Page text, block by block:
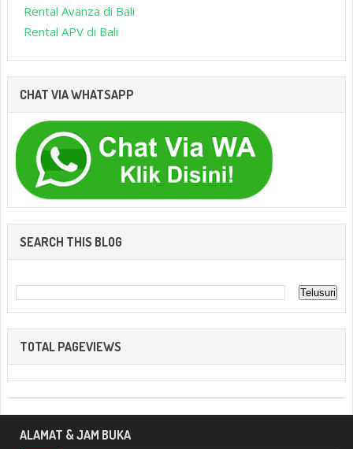
Rental Avanza di Bali
Rental APV di Bali
CHAT VIA WHATSAPP
SEARCH THIS BLOG
TOTAL PAGEVIEWS
ALAMAT & JAM BUKA